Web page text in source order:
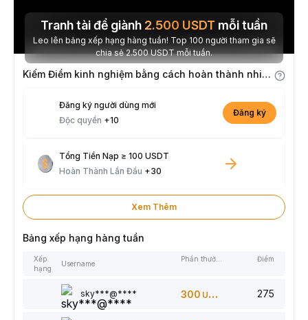
Tranh tài để giành 2.500 USDT mỗi tuần
Leo lên bảng xếp hạng hàng tuần! Top 100 người tham gia sẽ
chia sẻ 2.500 USDT mỗi tuần.
Kiếm Điểm kinh nghiệm bằng cách hoàn thành nhiệm vụ
Đăng ký người dùng mới
Độc quyền +10
Đăng ký
Tổng Tiền Nạp ≥ 100 USDT
Hoàn Thành Lần Đầu +30
Xem Thêm
Bảng xếp hạng hàng tuần
Xếp
hạng
Username
Phần thưởng Điểm
sky***@**** 300 USDT 275